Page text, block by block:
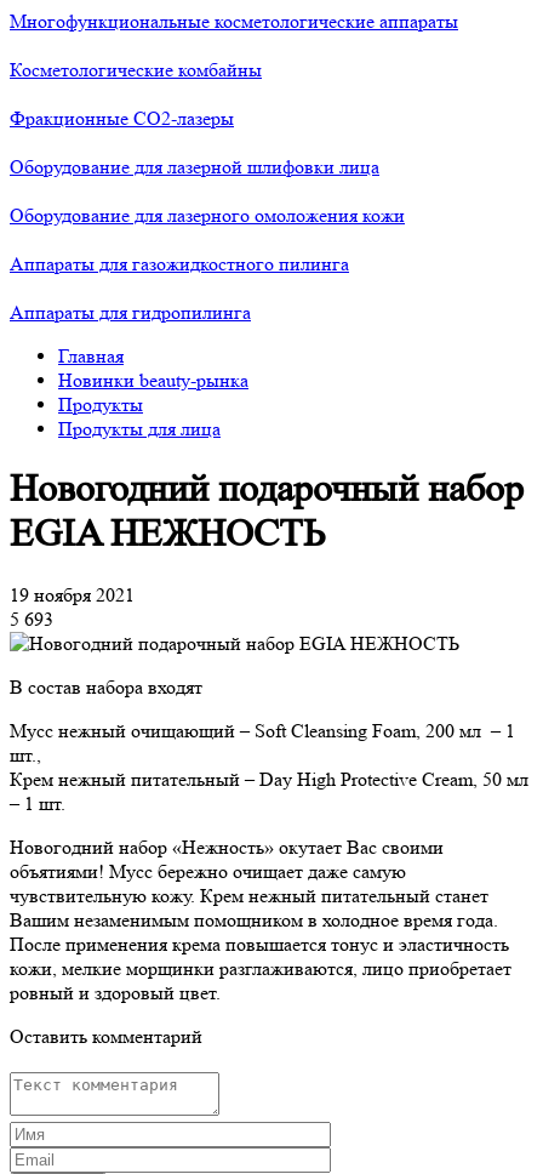
Многофункциональные косметологические аппараты
Косметологические комбайны
Фракционные СО2-лазеры
Оборудование для лазерной шлифовки лица
Оборудование для лазерного омоложения кожи
Аппараты для газожидкостного пилинга
Аппараты для гидропилинга
Главная
Новинки beauty-рынка
Продукты
Продукты для лица
Новогодний подарочный набор
EGIA НЕЖНОСТЬ
19 ноября 2021
5 693
В состав набора входят
Мусс нежный очищающий – Soft Cleansing Foam, 200 мл – 1
шт.,
Крем нежный питательный – Day High Protective Cream, 50 мл
– 1 шт.
Новогодний набор «Нежность» окутает Вас своими
объятиями! Мусс бережно очищает даже самую
чувствительную кожу. Крем нежный питательный станет
Вашим незаменимым помощником в холодное время года.
После применения крема повышается тонус и эластичность
кожи, мелкие морщинки разглаживаются, лицо приобретает
ровный и здоровый цвет.
Оставить комментарий